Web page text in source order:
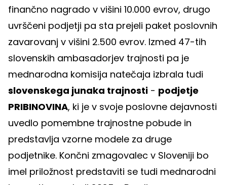
finančno nagrado v višini 10.000 evrov, drugo
uvrščeni podjetji pa sta prejeli paket poslovnih
zavarovanj v višini 2.500 evrov. Izmed 47-tih
slovenskih ambasadorjev trajnosti pa je
mednarodna komisija natečaja izbrala tudi
slovenskega junaka trajnosti - podjetje
PRIBINOVINA, ki je v svoje poslovne dejavnosti
uvedlo pomembne trajnostne pobude in
predstavlja vzorne modele za druge
podjetnike. Končni zmagovalec v Sloveniji bo
imel priložnost predstaviti se tudi mednarodni